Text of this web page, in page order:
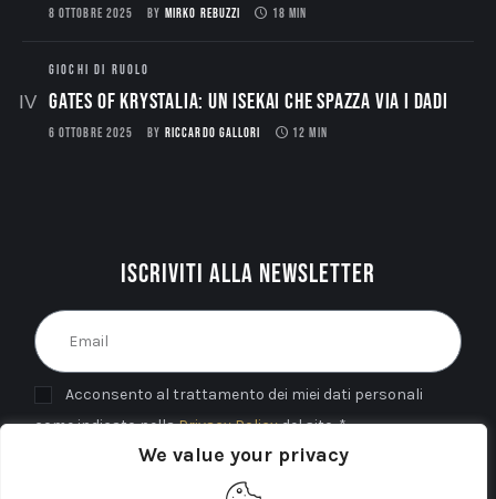
We value your privacy
8 OTTOBRE 2025 BY MIRKO REBUZZI 18 MIN
GIOCHI DI RUOLO
Gates of Krystalia: Un Isekai che spazza via i dadi
6 OTTOBRE 2025 BY RICCARDO GALLORI 12 MIN
Iscriviti alla newsletter
Acconsento al trattamento dei miei dati personali
come indicato nellaPrivacy Policydel sito. *
INVIA